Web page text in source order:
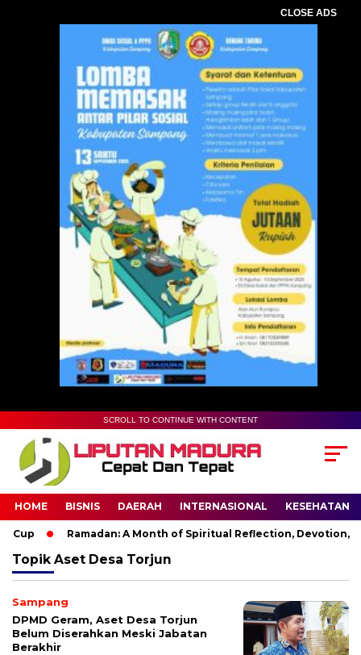
CLOSE ADS
SCROLL TO CONTINUE WITH CONTENT
HOME BISNIS DAERAH INTERNASIONAL KESEHATAN
Cup Ramadan: A Month of Spiritual Reflection, Devotion,
Topik Aset Desa Torjun
Sampang
DPMD Geram, Aset Desa Torjun
Belum Diserahkan Meski Jabatan
Berakhir